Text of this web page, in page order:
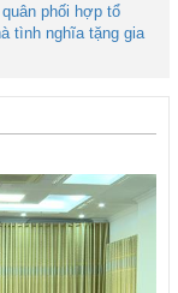
phối hợp tổ
tình nghĩa tặng gia